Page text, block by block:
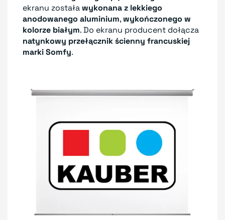
ekranu zostaławykonana z lekkiego
anodowanego aluminium,wykończonego w
kolorze białym. Do ekranu producent dołącza
natynkowy przełącznik ścienny francuskiej
marki Somfy.